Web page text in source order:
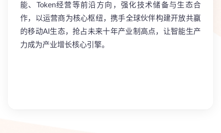
能、Token经营等前沿方向，强化技术储备与生态合
作，以运营商为核心枢纽，携手全球伙伴构建开放共赢
的移动AI生态，抢占未来十年产业制高点，让智能生产
力成为产业增长核心引擎。